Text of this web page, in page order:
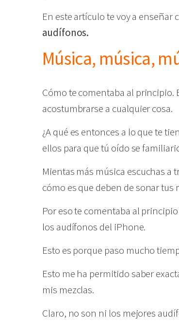
En este artículo te voy a enseñar
audífonos.
Música, música,
Cómo te comentaba al principio.
acostumbrarse a cualquier cosa.
¿A qué es entonces a lo que te
ellos para que tú oído se
Mientas más música escuchas a
cómo es que deben de sonar tus
Por eso te comentaba al
los audífonos del iPhone.
Esto es porque paso mucho
Esto me ha permitido saber
mis mezclas.
Claro, no son ni los mejores